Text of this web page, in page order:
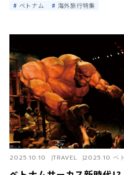
ベトナム 海外旅行特集
2025.10.10 TRAVEL 2025.10 ベ